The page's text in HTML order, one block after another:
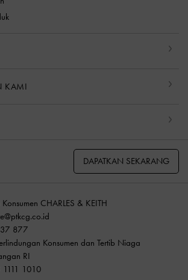
KAMI
DAPATKAN SEKARANG
CHARLES & KEITH
877
Konsumen dan Tertib Niaga
RI
1010